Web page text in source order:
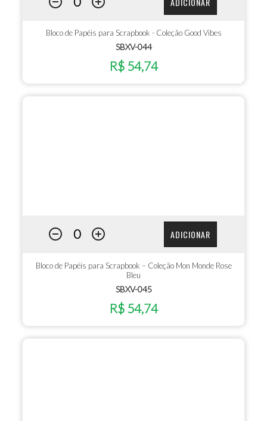
Bloco de Papéis para Scrapbook - Coleção Good Vibes
SBXV-044
R$ 54,74
ADICIONAR
Bloco de Papéis para Scrapbook – Coleção Mon Monde Rose
Bleu
SBXV-045
R$ 54,74